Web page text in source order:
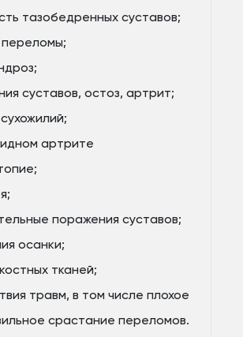
тазобедренных суставов;
переломы;
суставов, остоз, артрит;
артрите
поражения суставов;
осанки;
тканей;
травм, в том числе плохое
срастание переломов.